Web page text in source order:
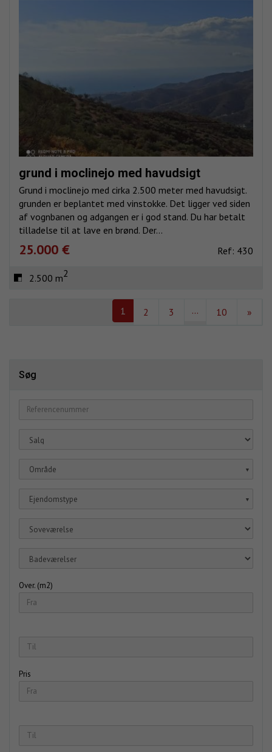
grund i moclinejo med havudsigt
Grund i moclinejo med cirka 2.500 meter med havudsigt.
grunden er beplantet med vinstokke. Det ligger ved siden
af vognbanen og adgangen er i god stand. Du har betalt
tilladelse til at lave en brønd. Der...
25.000 € Ref: 430
2.500 m2
1 2 3 ... 10 »
Søg
Område ▼
Ejendomstype ▼
Over. (m2)
Pris